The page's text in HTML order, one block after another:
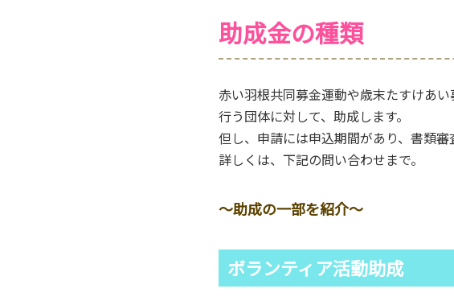
助成金の種類
赤い羽根共同募金運動や歳末たすけあ
行う団体に対して、助成します。
但し、申請には申込期間があり、書類審
詳しくは、下記の問い合わせまで。
～助成の一部を紹介～
ボランティア活動助成